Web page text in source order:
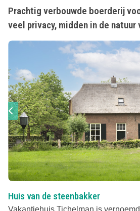
Prachtig verbouwde boerderij
veel privacy, midden in de natuur
Huis van de steenbakker